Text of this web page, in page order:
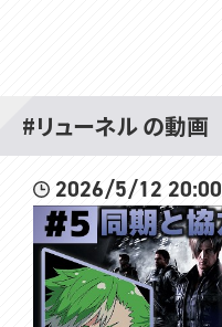
#リューネル の動画
2026/5/12 20:00